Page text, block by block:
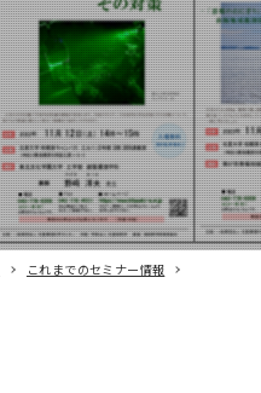
これまでのセミナー情報